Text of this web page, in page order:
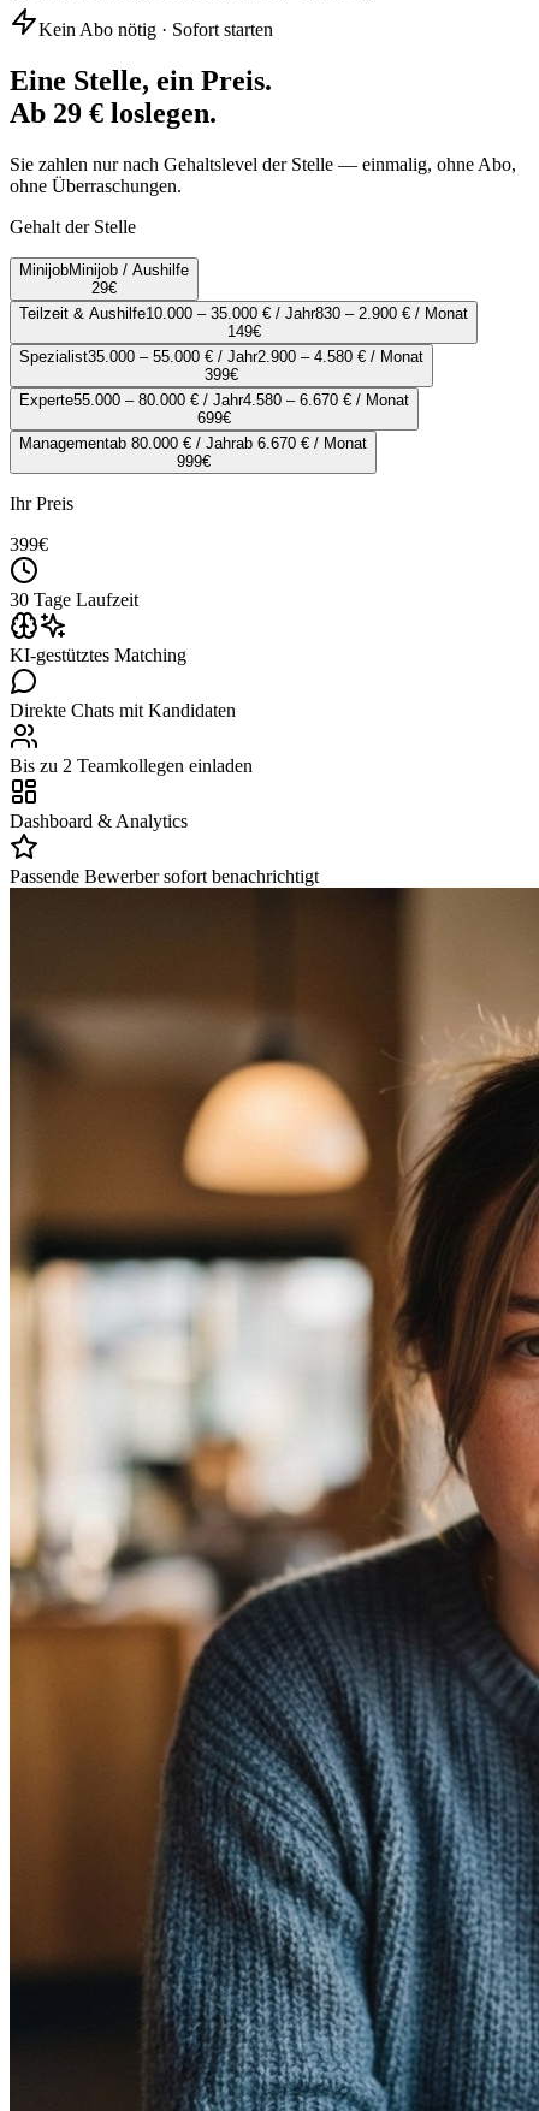
Kein Abo nötig · Sofort starten
Eine Stelle, ein Preis.
Ab 29 € loslegen.
Sie zahlen nur nach Gehaltslevel der Stelle — einmalig, ohne Abo,
ohne Überraschungen.
Gehalt der Stelle
MinijobMinijob / Aushilfe
29€
Teilzeit & Aushilfe10.000 – 35.000 € / Jahr830 – 2.900 € / Monat
149€
Spezialist35.000 – 55.000 € / Jahr2.900 – 4.580 € / Monat
399€
Experte55.000 – 80.000 € / Jahr4.580 – 6.670 € / Monat
699€
Managementab 80.000 € / Jahrab 6.670 € / Monat
999€
Ihr Preis
399€
30 Tage Laufzeit
KI-gestütztes Matching
Direkte Chats mit Kandidaten
Bis zu 2 Teamkollegen einladen
Dashboard & Analytics
Passende Bewerber sofort benachrichtigt